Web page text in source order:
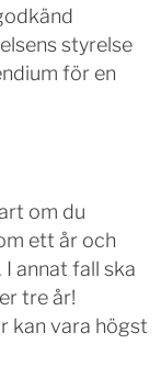
styrelse
för en
om du
ett år och
annat fall ska
tre år!
kan vara högst